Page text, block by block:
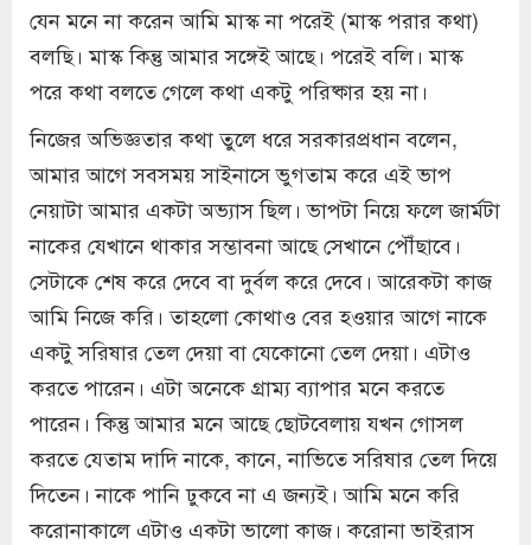
যেন মনে না করেন আমি মাস্ক না পরেই (মাস্ক পরার কথা)
বলছি। মাস্ক কিন্তু আমার সঙ্গেই আছে। পরেই বলি। মাস্ক
পরে কথা বলতে গেলে কথা একটু পরিষ্কার হয় না।
নিজের অভিজ্ঞতার কথা তুলে ধরে সরকারপ্রধান বলেন,
আমার আগে সবসময় সাইনাসে ভুগতাম করে এই ভাপ
নেয়াটা আমার একটা অভ্যাস ছিল। ভাপটা নিয়ে ফলে জার্মটা
নাকের যেখানে থাকার সম্ভাবনা আছে সেখানে পৌঁছাবে।
সেটাকে শেষ করে দেবে বা দুর্বল করে দেবে। আরেকটা কাজ
আমি নিজে করি। তাহলো কোথাও বের হওয়ার আগে নাকে
একটু সরিষার তেল দেয়া বা যেকোনো তেল দেয়া। এটাও
করতে পারেন। এটা অনেকে গ্রাম্য ব্যাপার মনে করতে
পারেন। কিন্তু আমার মনে আছে ছোটবেলায় যখন গোসল
করতে যেতাম দাদি নাকে, কানে, নাভিতে সরিষার তেল দিয়ে
দিতেন। নাকে পানি ঢুকবে না এ জন্যই। আমি মনে করি
করোনাকালে এটাও একটা ভালো কাজ। করোনা ভাইরাস